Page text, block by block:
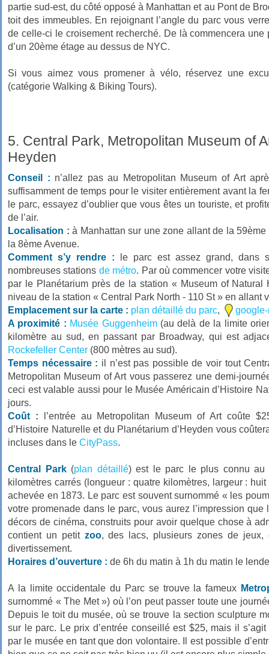
partie sud-est, du côté opposé à Manhattan et au Pont de
toit des immeubles. En rejoignant l’angle du parc vous
de celle-ci le croisement recherché. De là commencera
d’un 20ème étage au dessus de NYC.
Si vous aimez vous promener à vélo, réservez une
(catégorie Walking & Biking Tours).
5. Central Park, Metropolitan Museum of
Heyden
Conseil : n’allez pas au Metropolitan Museum of Art
suffisamment de temps pour le visiter entièrement avant la
le parc, essayez d’oublier que vous êtes un touriste, et
de l’air.
Localisation : à Manhattan sur une zone allant de la
la 8ème Avenue.
Comment s’y rendre : le parc est assez grand, dans
nombreuses stations de métro. Par où commencer votre
par le Planétarium près de la station « Museum of
niveau de la station « Central Park North - 110 St » en allant
Emplacement sur la carte : plan détaillé du parc,
A proximité : Musée Guggenheim(au delà de la limite
kilomètre au sud, en passant par Broadway, qui est
Rockefeller Center (800 mètres au sud).
Temps nécessaire : il n’est pas possible de voir tout
Metropolitan Museum of Art vous passerez une demi-
ceci est valable aussi pour le Musée Américain d’Histoire
jours.
Coût : l’entrée au Metropolitan Museum of Art coûte
d’Histoire Naturelle et du Planétarium d’Heyden vous
incluses dans le CityPass.
Central Park(plan détaillé) est le parc le plus connu au
kilomètres carrés (longueur : quatre kilomètres, largeur :
achevée en 1873. Le parc est souvent surnommé « les
votre promenade dans le parc, vous aurez l’impression que
décors de cinéma, construits pour avoir quelque chose à
contient un petit zoo, des lacs, plusieurs zones de
divertissement.
Horaires d’ouverture : de 6h du matin à 1h du matin le
A la limite occidentale du Parc se trouve la fameux
surnommé « The Met ») où l’on peut passer toute une
Depuis le toit du musée, où se trouve la section sculpture
sur le parc. Le prix d’entrée conseillé est $25, mais il
par le musée en tant que don volontaire. Il est possible